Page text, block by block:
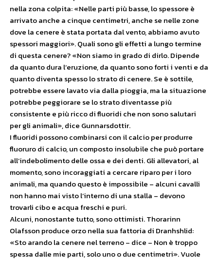
nella zona colpita: «Nelle parti più basse, lo spessore è
arrivato anche a cinque centimetri, anche se nelle zone
dove la cenere è stata portata dal vento, abbiamo avuto
spessori maggiori». Quali sono gli effetti a lungo termine
di questa cenere? «Non siamo in grado di dirlo. Dipende
da quanto dura l’eruzione, da quanto sono forti i venti e da
quanto diventa spesso lo strato di cenere. Se è sottile,
potrebbe essere lavato via dalla pioggia, ma la situazione
potrebbe peggiorare se lo strato diventasse più
consistente e più ricco di fluoridi che non sono salutari
per gli animali», dice Gunnarsdottir.
I fluoridi possono combinarsi con il calcio per produrre
fluoruro di calcio, un composto insolubile che può portare
all’indebolimento delle ossa e dei denti. Gli allevatori, al
momento, sono incoraggiati a cercare riparo per i loro
animali, ma quando questo è impossibile – alcuni cavalli
non hanno mai visto l’interno di una stalla – devono
trovarli cibo e acqua freschi e puri.
Alcuni, nonostante tutto, sono ottimisti. Thorarinn
Olafsson produce orzo nella sua fattoria di Dranhshlid:
«Sto arando la cenere nel terreno – dice – Non è troppo
spessa dalle mie parti, solo uno o due centimetri». Vuole